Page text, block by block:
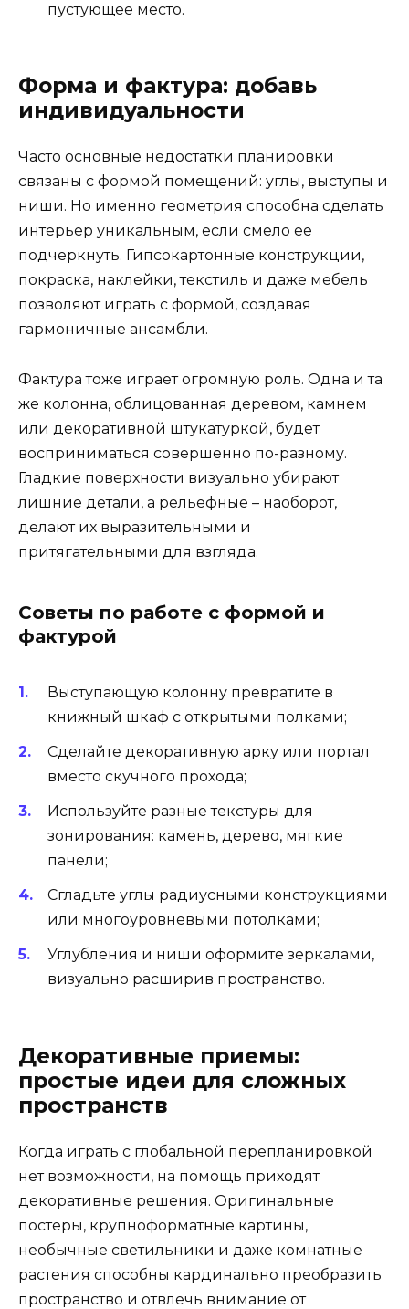
пустующее место.
Форма и фактура: добавь
индивидуальности
Часто основные недостатки планировки
связаны с формой помещений: углы, выступы и
ниши. Но именно геометрия способна сделать
интерьер уникальным, если смело ее
подчеркнуть. Гипсокартонные конструкции,
покраска, наклейки, текстиль и даже мебель
позволяют играть с формой, создавая
гармоничные ансамбли.
Фактура тоже играет огромную роль. Одна и та
же колонна, облицованная деревом, камнем
или декоративной штукатуркой, будет
восприниматься совершенно по-разному.
Гладкие поверхности визуально убирают
лишние детали, а рельефные – наоборот,
делают их выразительными и
притягательными для взгляда.
Советы по работе с формой и
фактурой
Выступающую колонну превратите в
книжный шкаф с открытыми полками;
Сделайте декоративную арку или портал
вместо скучного прохода;
Используйте разные текстуры для
зонирования: камень, дерево, мягкие
панели;
Сгладьте углы радиусными конструкциями
или многоуровневыми потолками;
Углубления и ниши оформите зеркалами,
визуально расширив пространство.
Декоративные приемы:
простые идеи для сложных
пространств
Когда играть с глобальной перепланировкой
нет возможности, на помощь приходят
декоративные решения. Оригинальные
постеры, крупноформатные картины,
необычные светильники и даже комнатные
растения способны кардинально преобразить
пространство и отвлечь внимание от